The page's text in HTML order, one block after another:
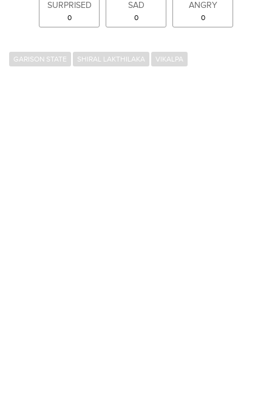
SURPRISED
0
SAD
0
ANGRY
0
GARISON STATE SHIRAL LAKTHILAKA VIKALPA